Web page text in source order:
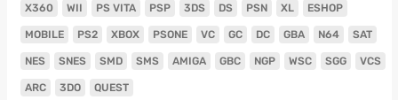
X360 WII PS VITA PSP 3DS DS PSN XL ESHOP
MOBILE PS2 XBOX PSONE VC GC DC GBA N64 SAT
NES SNES SMD SMS AMIGA GBC NGP WSC SGG VCS
ARC 3DO QUEST